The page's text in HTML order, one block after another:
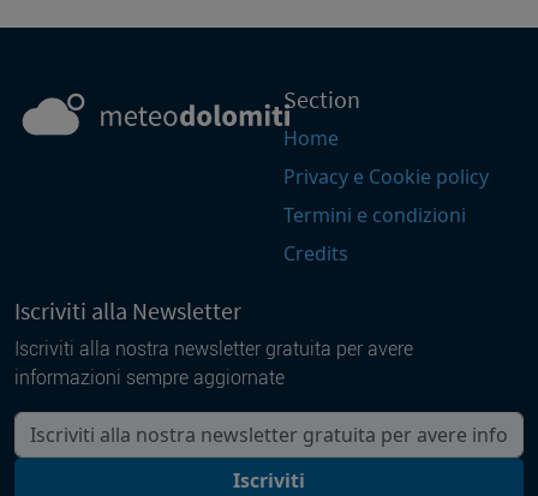
Section
Home
Privacy e Cookie policy
Termini e condizioni
Credits
Iscriviti alla Newsletter
Iscriviti alla nostra newsletter gratuita per avere
informazioni sempre aggiornate
La tua mail
Iscriviti